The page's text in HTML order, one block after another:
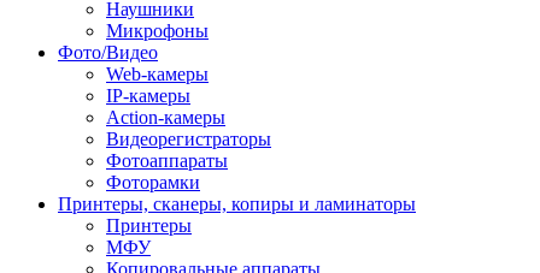
Наушники
Микрофоны
Фото/Видео
Web-камеры
IP-камеры
Action-камеры
Видеорегистраторы
Фотоаппараты
Фоторамки
Принтеры, сканеры, копиры и ламинаторы
Принтеры
МФУ
Копировальные аппараты